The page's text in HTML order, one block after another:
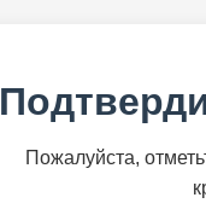
Пожалуйста,